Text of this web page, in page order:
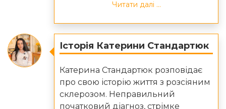
Читати далі ...
Історія Катерини Стандартюк
Катерина Стандартюк розповідає
про свою історію життя з розсіяним
склерозом. Неправильний
початковий діагноз, стрімке